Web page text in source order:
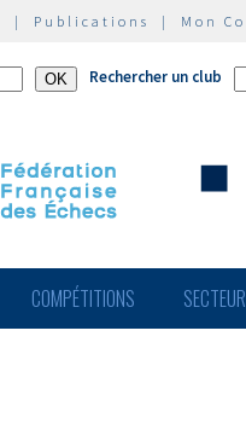
| Publications | Mon
Rechercher un club
COMPÉTITIONS